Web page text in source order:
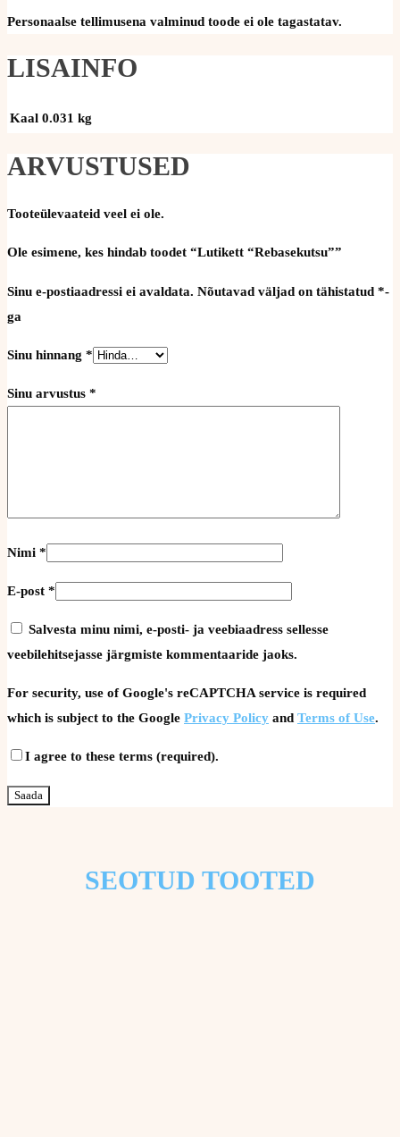
Personaalse tellimusena valminud toode ei ole tagastatav.
LISAINFO
Kaal 0.031 kg
ARVUSTUSED
Tooteülevaateid veel ei ole.
Ole esimene, kes hindab toodet “Lutikett “Rebasekutsu””
Sinu e-postiaadressi ei avaldata. Nõutavad väljad on tähistatud *-
ga
Sinu hinnang *
Sinu arvustus *
Nimi *
E-post *
Salvesta minu nimi, e-posti- ja veebiaadress sellesse
veebilehitsejasse järgmiste kommentaaride jaoks.
For security, use of Google's reCAPTCHA service is required
which is subject to the Google Privacy Policy and Terms of Use.
I agree to these terms (required).
SEOTUD TOOTED